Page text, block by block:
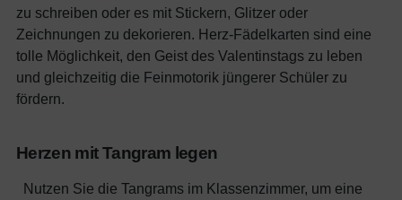
zu schreiben oder es mit Stickern, Glitzer oder
Zeichnungen zu dekorieren. Herz-Fädelkarten sind eine
tolle Möglichkeit, den Geist des Valentinstags zu leben
und gleichzeitig die Feinmotorik jüngerer Schüler zu
fördern.
Herzen mit Tangram legen
Nutzen Sie die Tangrams im Klassenzimmer, um eine